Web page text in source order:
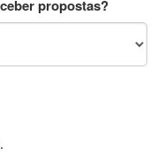
propostas?